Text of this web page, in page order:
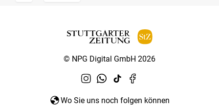
© NPG Digital GmbH 2026
Wo Sie uns noch folgen können